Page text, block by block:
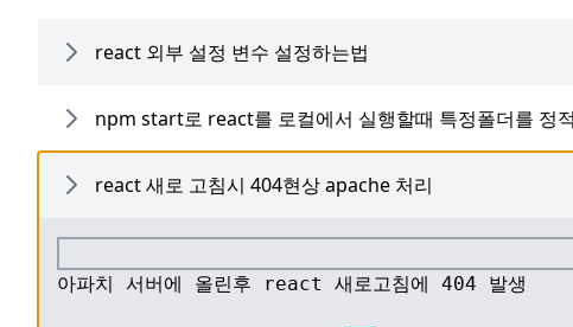
react 외부 설정 변수 설정하는법
npm start로 react를 로컬에서 실행할때 특정폴더를 정
react 새로 고침시 404현상 apache 처리
아파치 서버에 올린후 react 새로고침에 404 발생